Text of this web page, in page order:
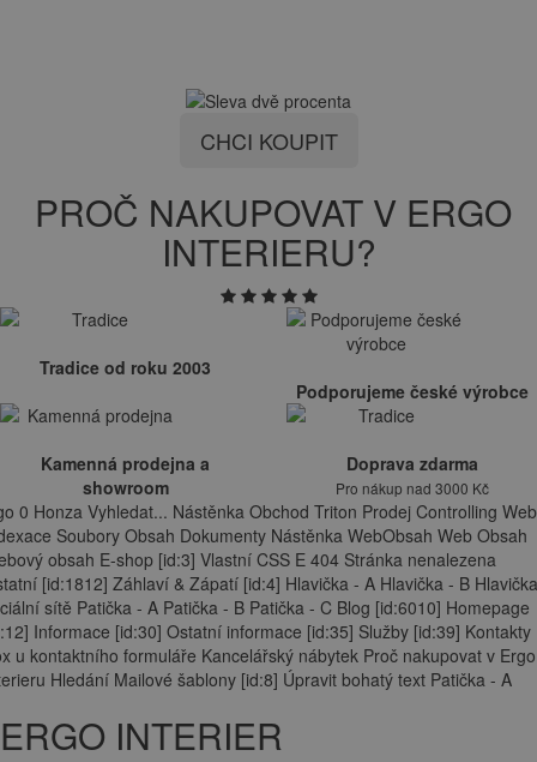
CHCI KOUPIT
PROČ NAKUPOVAT V ERGO
INTERIERU?
Tradice od roku 2003
Podporujeme české výrobce
Kamenná prodejna a
showroom
Doprava zdarma
Pro nákup nad 3000 Kč
0 Honza Vyhledat... Nástěnka Obchod Triton Prodej Controlling Web
Soubory Obsah Dokumenty Nástěnka WebObsah Web Obsah
obsah E-shop [id:3] Vlastní CSS E 404 Stránka nenalezena
[id:1812] Záhlaví & Zápatí [id:4] Hlavička - A Hlavička - B
sítě Patička - A Patička - B Patička - C Blog [id:6010] Homepage
Informace [id:30] Ostatní informace [id:35] Služby [id:39] Kontakty
u kontaktního formuláře Kancelářský nábytek Proč nakupovat v Ergo
Hledání Mailové šablony [id:8] Úpravit bohatý text Patička - A
ERGO INTERIER